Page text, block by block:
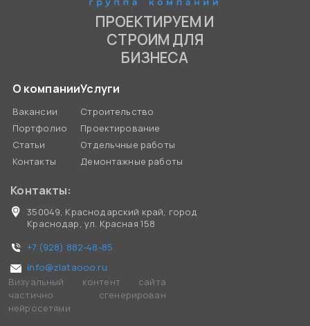
ПРОЕКТИРУЕМ И
СТРОИМ ДЛЯ
БИЗНЕСА
О компании
Вакансии
Портфолио
Статьи
Контакты
Услуги
Строительство
Проектирование
Отдельчные работы
Демонтажные работы
Контакты:
350049, Краснодарский край, город
Краснодар, ул. Красная 158
+7 (928) 882-48-85
info@zlataooo.ru
Визуальный контент сайта
частично сгенерирован
нейросетями